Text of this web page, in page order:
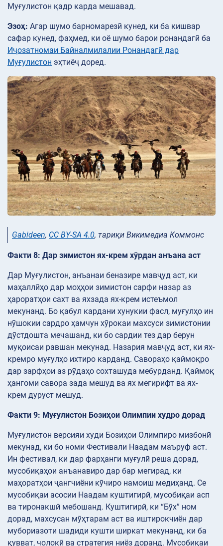
Муғулистон қадр карда мешавад.
Эзоҳ: Агар шумо барномарезӣ кунед, ки ба кишвар
сафар кунед, фаҳмед, ки оё шумо барои ронандагӣ ба
Иҷозатномаи Байналмилалии Ронандагӣ дар
Муғулистон эҳтиёҷ доред.
Gabideen, CC BY-SA 4.0, тариқи Викимедиа Коммонс
Факти 8: Дар зимистон ях-крем хӯрдан анъана аст
Дар Муғулистон, анъанаи беназире мавҷуд аст, ки
маҳаллӣҳо дар моҳҳои зимистон сарфи назар аз
ҳароратҳои сахт ва яхзада ях-крем истеъмол
мекунанд. Бо қабул кардани хунукии фасл, муғулҳо ин
нӯшокии сардро ҳамчун хӯрокаи махсуси зимистонии
дӯстдошта мечашанд, ки бо сардии тез дар берун
муқоисаи равшан мекунад. Назария мавҷуд аст, ки ях-
кремро муғулҳо ихтиро карданд. Савораҳо қаймоқро
дар зарфҳои аз рӯдаҳо сохташуда мебурданд. Қаймоқ
ҳангоми савора зада мешуд ва ях мегирифт ва ях-
крем дуруст мешуд.
Факти 9: Муғулистон Бозиҳои Олимпии худро дорад
Муғулистон версияи худи Бозиҳои Олимпиро мизбонӣ
мекунад, ки бо номи Фестивали Наадам маъруф аст.
Ин фестивал, ки дар фарҳанги муғулӣ реша дорад,
мусобиқаҳои анъанавиро дар бар мегирад, ки
маҳоратҳои ҷангчиёни кӯчиро намоиш медиҳанд. Се
мусобиқаи асосии Наадам куштигирӣ, мусобиқаи асп
ва тиронакшӣ мебошанд. Куштигирӣ, ки “Бӯх” ном
дорад, махсусан мӯҳтарам аст ва иштирокчиён дар
мубориазоти шадиди кушти ширкат мекунанд, ки ба
қувват, чолокӣ ва стратегия ниёз доранд. Мусобиқаи